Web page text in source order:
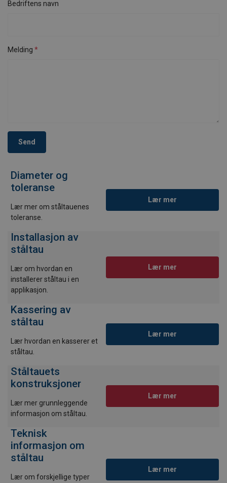
Bedriftens navn
Melding
Send
Diameter og
toleranse
Lær mer om ståltauenes
toleranse.
Lær mer
Installasjon av
ståltau
Lær om hvordan en
installerer ståltau i en
applikasjon.
Lær mer
Kassering av
ståltau
Lær hvordan en kasserer et
ståltau.
Lær mer
Ståltauets
konstruksjoner
Lær mer grunnleggende
informasjon om ståltau.
Lær mer
Teknisk
informasjon om
ståltau
Lær om forskjellige typer
Lær mer